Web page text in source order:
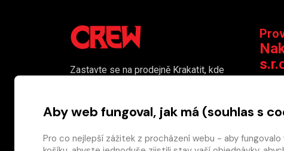
Zastavte se na prodejně Krakatit, kde
komiksu.
Prodejna je i naším smluvním výdejním
Aby web fungoval, jak má (souhlas s
Pro co nejlepší zážitek z procházení webu - aby